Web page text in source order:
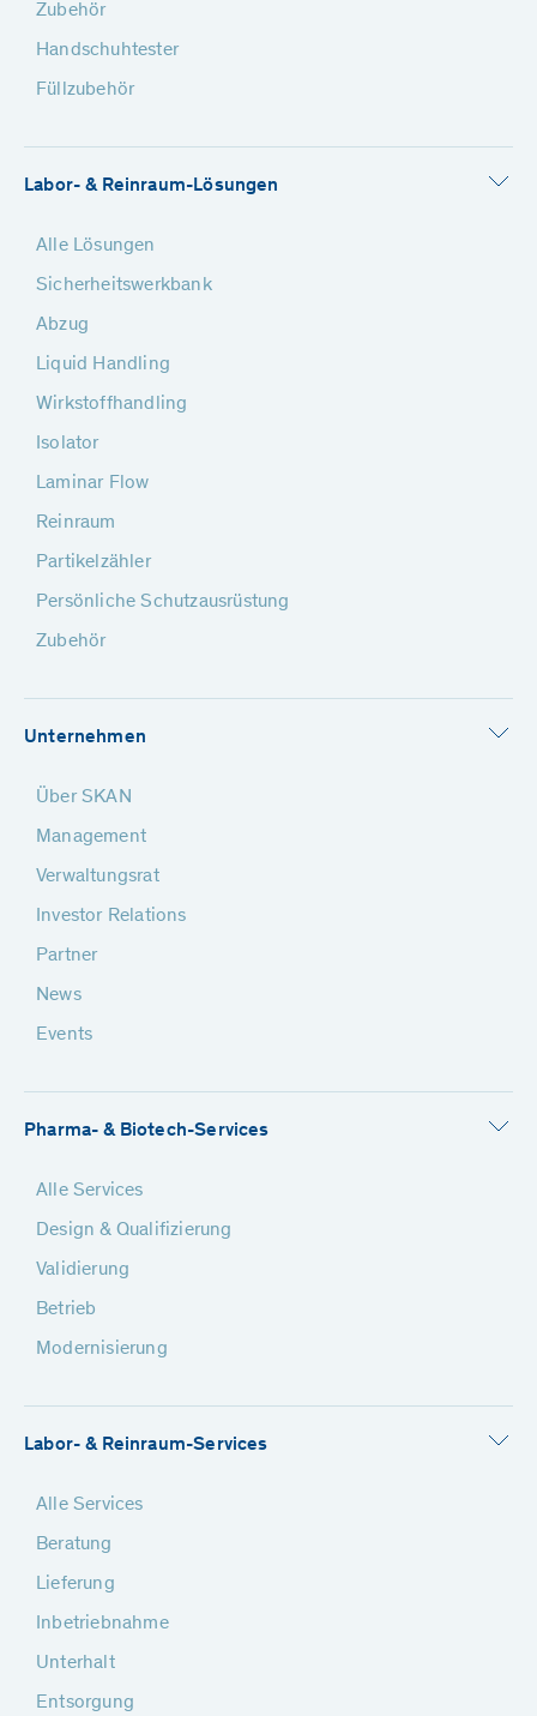
Zubehör
Handschuhtester
Füllzubehör
Labor- & Reinraum-Lösungen
Alle Lösungen
Sicherheitswerkbank
Abzug
Liquid Handling
Wirkstoffhandling
Isolator
Laminar Flow
Reinraum
Partikelzähler
Persönliche Schutzausrüstung
Zubehör
Unternehmen
Über SKAN
Management
Verwaltungsrat
Investor Relations
Partner
News
Events
Pharma- & Biotech-Services
Alle Services
Design & Qualifizierung
Validierung
Betrieb
Modernisierung
Labor- & Reinraum-Services
Alle Services
Beratung
Lieferung
Inbetriebnahme
Unterhalt
Entsorgung